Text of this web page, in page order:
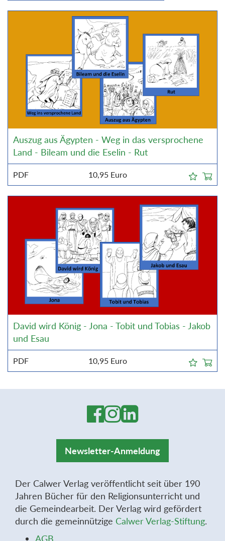
Auszug aus Ägypten - Weg in das versprochene
Land - Bileam und die Eselin - Rut
PDF 10,95 Euro
David wird König - Jona - Tobit und Tobias - Jakob
und Esau
PDF 10,95 Euro
Newsletter-Anmeldung
Der Calwer Verlag veröffentlicht seit über 190
Jahren Bücher für den Religionsunterricht und
die Gemeindearbeit. Der Verlag wird gefördert
durch die gemeinnützige Calwer Verlag-Stiftung.
AGB